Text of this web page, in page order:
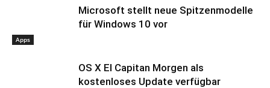
Apps
Microsoft stellt neue Spitzenmodelle
für Windows 10 vor
OS X El Capitan Morgen als
kostenloses Update verfügbar